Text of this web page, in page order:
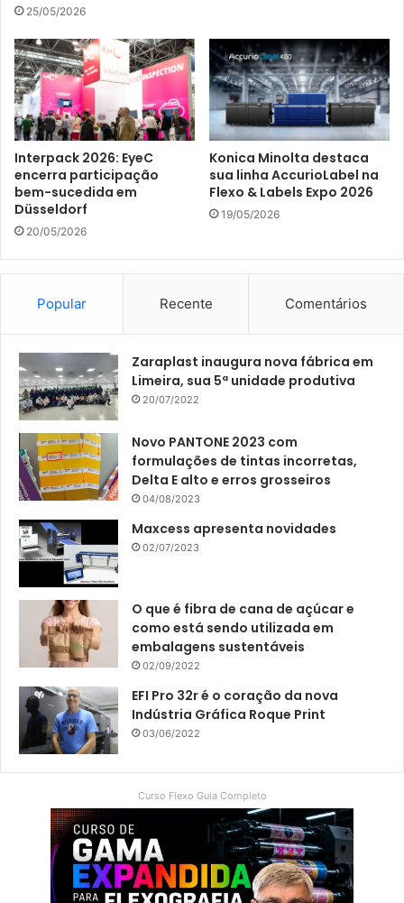
25/05/2026
Interpack 2026: EyeC
encerra participação
bem-sucedida em
Düsseldorf
20/05/2026
Konica Minolta destaca
sua linha AccurioLabel na
Flexo & Labels Expo 2026
19/05/2026
Popular Recente Comentários
Zaraplast inaugura nova fábrica em
Limeira, sua 5ª unidade produtiva
20/07/2022
Novo PANTONE 2023 com
formulações de tintas incorretas,
Delta E alto e erros grosseiros
04/08/2023
Maxcess apresenta novidades
02/07/2023
O que é fibra de cana de açúcar e
como está sendo utilizada em
embalagens sustentáveis
02/09/2022
EFI Pro 32r é o coração da nova
Indústria Gráfica Roque Print
03/06/2022
Curso Flexo Guia Completo